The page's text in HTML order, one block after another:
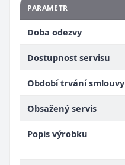
PARAMETR
Doba odezvy
Dostupnost servisu
Období trvání smlouvy
Obsažený servis
Popis výrobku